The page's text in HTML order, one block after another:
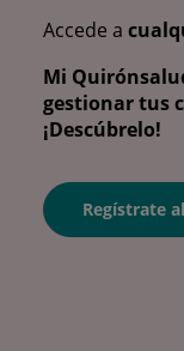
Accede a
Mi
gestionar tus
¡Descúbrelo!
Regístrate